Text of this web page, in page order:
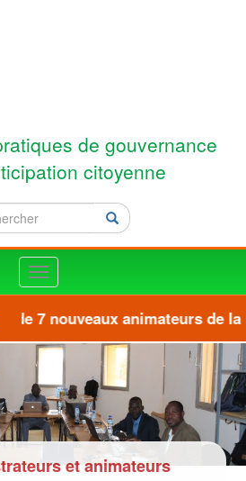
de gouvernance
citoyenne
Rechercher
Toggle
navigation
7 nouveaux animateurs de la
et animateurs